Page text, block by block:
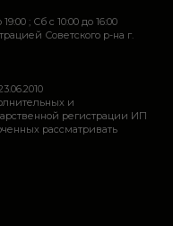
; Сб c 10:00 до 16:00
Советского р-на г.
и
регистрации ИП
рассматривать